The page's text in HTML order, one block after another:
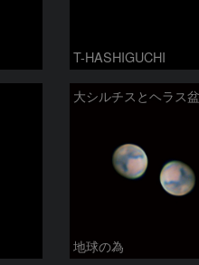
T-HASHIGUCHI
大シルチスとヘラス
地球の為